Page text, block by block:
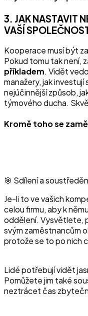
3. JAK NASTAVIT
VAŠÍ
Kooperace musí být
Pokud tomu tak není,
příkladem. Vidět
manažery, jak
nejúčinnější způsob,
týmového ducha.
Kromě toho se
🎯 Sdílení a
Je-li to ve vašich
celou firmu, aby k
oddělení. Vysvětlete,
svým zaměstnancům
protože se to po nich
Lidé potřebují vidět
Pomůžete jim také
neztrácet čas